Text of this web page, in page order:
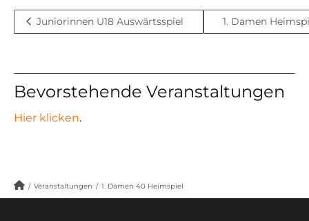
Juniorinnen U18 Auswärtsspiel 1. Damen
Bevorstehende Veranstaltungen
Hier klicken.
/ Veranstaltungen / 1. Damen 40 Heimspiel